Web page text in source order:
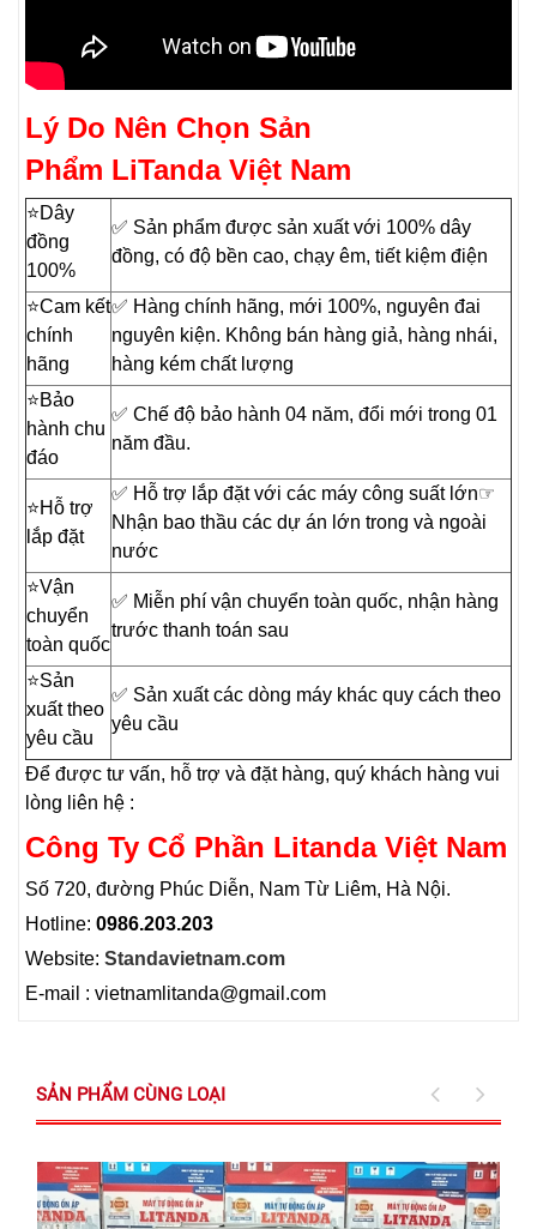
Lý Do Nên Chọn Sản
Phẩm LiTanda Việt Nam
⭐️Dây
đồng
100%
✅ Sản phẩm được sản xuất với 100% dây
đồng, có độ bền cao, chạy êm, tiết kiệm điện
⭐️Cam kết
chính
hãng
✅ Hàng chính hãng, mới 100%, nguyên đai
nguyên kiện. Không bán hàng giả, hàng nhái,
hàng kém chất lượng
⭐️Bảo
hành chu
đáo
✅ Chế độ bảo hành 04 năm, đổi mới trong 01
năm đầu.
⭐️Hỗ trợ
lắp đặt
✅ Hỗ trợ lắp đặt với các máy công suất lớn☞
Nhận bao thầu các dự án lớn trong và ngoài
nước
⭐️Vận
chuyển
toàn quốc
✅ Miễn phí vận chuyển toàn quốc, nhận hàng
trước thanh toán sau
⭐️Sản
xuất theo
yêu cầu
✅ Sản xuất các dòng máy khác quy cách theo
yêu cầu
Để được tư vấn, hỗ trợ và đặt hàng, quý khách hàng vui
lòng liên hệ :
Công Ty Cổ Phần Litanda Việt Nam
Số 720, đường Phúc Diễn, Nam Từ Liêm, Hà Nội.
Hotline: 0986.203.203
Website: Standavietnam.com
E-mail : vietnamlitanda@gmail.com
SẢN PHẨM CÙNG LOẠI